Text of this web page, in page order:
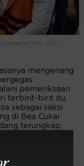
KPK. Dok.
mengenang
pemeriksaan
terbirit-birit itu,
sebagai saksi
di Bea Cukai
terungkap,
Rp5 miliar
Jakarta, Jumat